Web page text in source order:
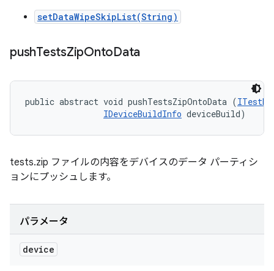
setDataWipeSkipList(String)
pushTestsZipOntoData
public abstract void pushTestsZipOntoData (
IDeviceBuildInfo deviceBuild)
tests.zip ファイルの内容をデバイスのデータ パーティシ
ョンにプッシュします。
パラメータ
device